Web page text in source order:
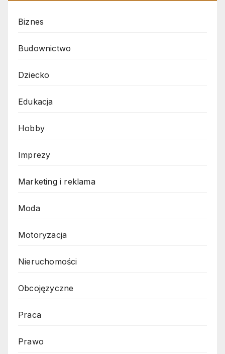
Biznes
Budownictwo
Dziecko
Edukacja
Hobby
Imprezy
Marketing i reklama
Moda
Motoryzacja
Nieruchomości
Obcojęzyczne
Praca
Prawo